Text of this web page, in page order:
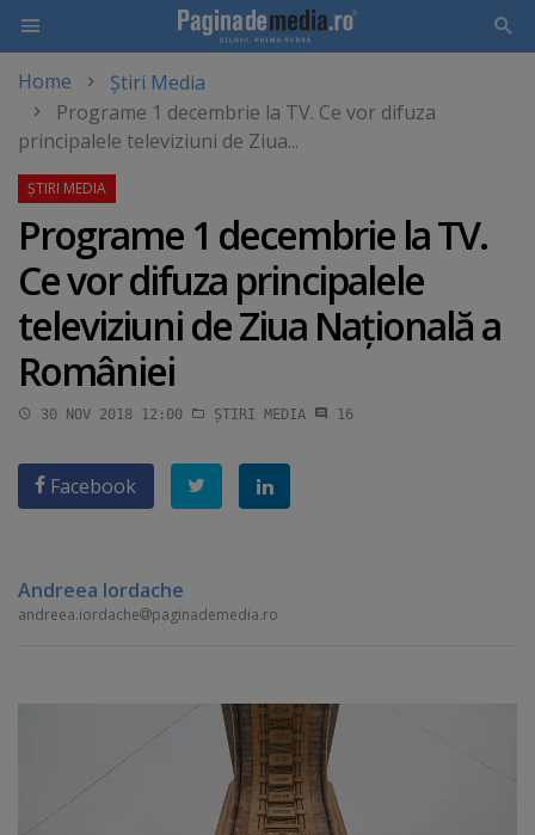
main
content
Home
Știri Media
Programe 1 decembrie la TV. Ce vor difuza
principalele televiziuni de Ziua...
Programe 1 decembrie la TV.
Ce vor difuza principalele
televiziuni de Ziua Naţională a
României
30 NOV 2018 12:00 ȘTIRI MEDIA 16
Facebook
Andreea Iordache
andreea.iordache paginademedia.ro